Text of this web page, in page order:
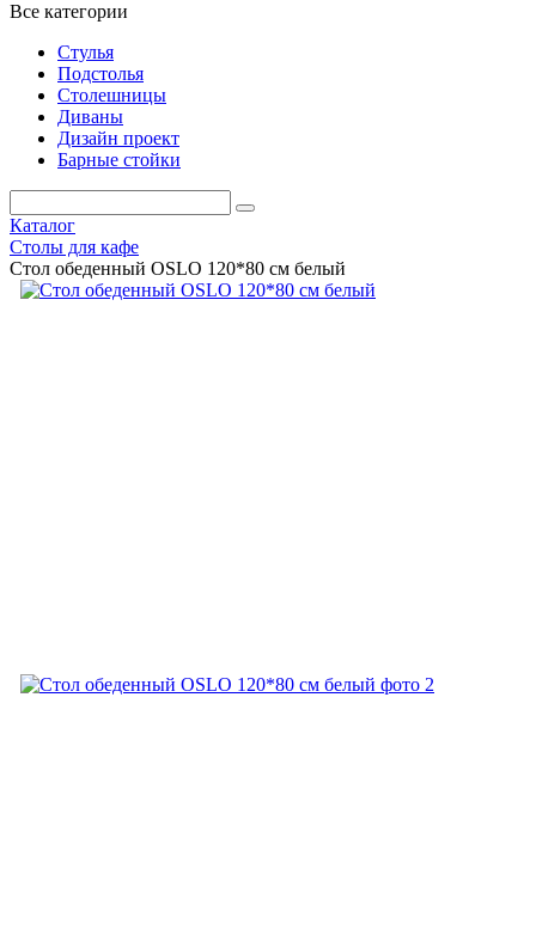
Все категории
Стулья
Подстолья
Столешницы
Диваны
Дизайн проект
Барные стойки
Каталог
Столы для кафе
Стол обеденный OSLO 120*80 см белый